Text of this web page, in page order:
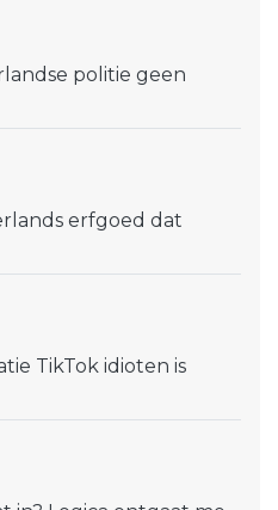
politie geen
erfgoed dat
TikTok idioten is